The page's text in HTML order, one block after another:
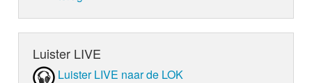
Luister LIVE
Luister LIVE naar de LOK